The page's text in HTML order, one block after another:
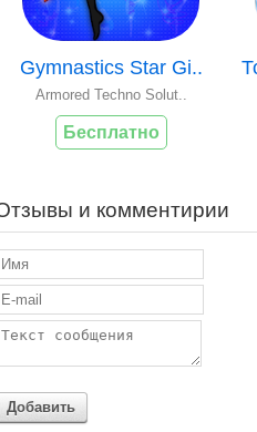
Gymnastics Star Gi..
Armored Techno Solut..
Бесплатно
и комментирии
Добавить